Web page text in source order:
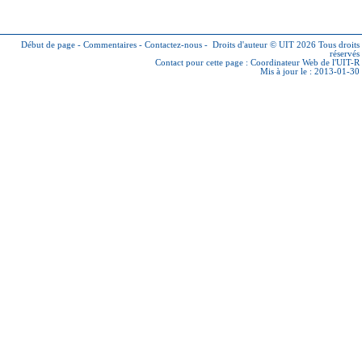
Début de page - Commentaires - Contactez-nous - Droits d'auteur © UIT 2026 Tous droits
réservés
Contact pour cette page : Coordinateur Web de l'UIT-R
Mis à jour le : 2013-01-30